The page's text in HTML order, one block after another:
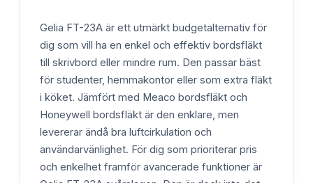
Gelia FT-23A är ett utmärkt budgetalternativ för
dig som vill ha en enkel och effektiv bordsfläkt
till skrivbord eller mindre rum. Den passar bäst
för studenter, hemmakontor eller som extra fläkt
i köket. Jämfört med Meaco bordsfläkt och
Honeywell bordsfläkt är den enklare, men
levererar ändå bra luftcirkulation och
användarvänlighet. För dig som prioriterar pris
och enkelhet framför avancerade funktioner är